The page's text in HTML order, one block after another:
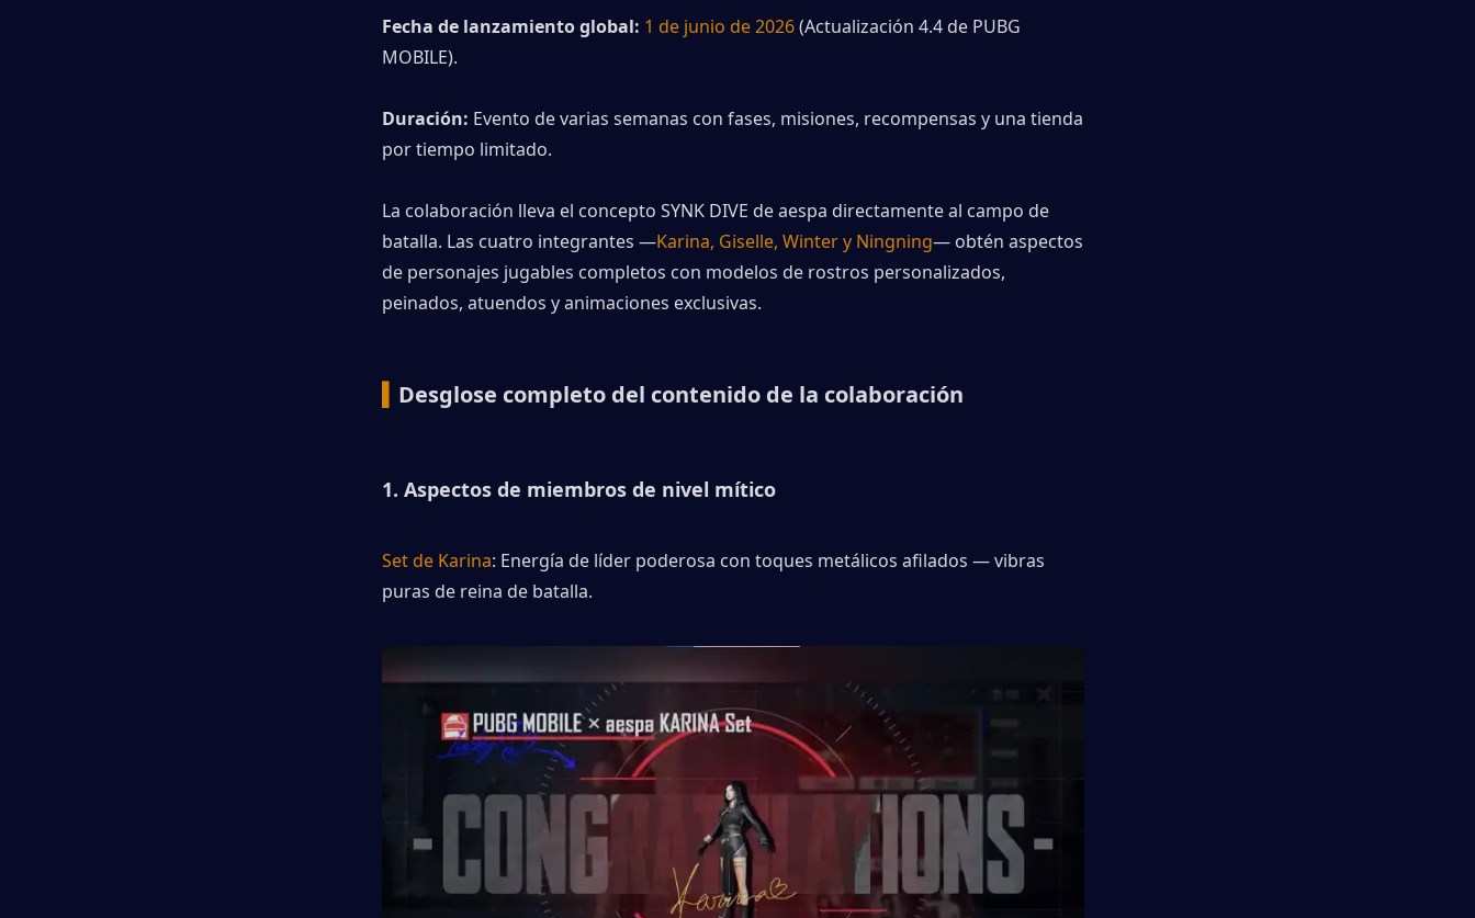
Fecha de lanzamiento global: 1 de junio de 2026 (Actualización 4.4 de PUBG
MOBILE).
Duración: Evento de varias semanas con fases, misiones, recompensas y una tienda
por tiempo limitado.
La colaboración lleva el concepto SYNK DIVE de aespa directamente al campo de
batalla. Las cuatro integrantes —Karina, Giselle, Winter y Ningning— obtén aspectos
de personajes jugables completos con modelos de rostros personalizados,
peinados, atuendos y animaciones exclusivas.
Desglose completo del contenido de la colaboración
1. Aspectos de miembros de nivel mítico
Set de Karina: Energía de líder poderosa con toques metálicos afilados — vibras
puras de reina de batalla.